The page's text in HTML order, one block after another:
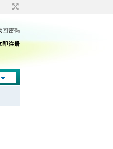
回密碼
即注册